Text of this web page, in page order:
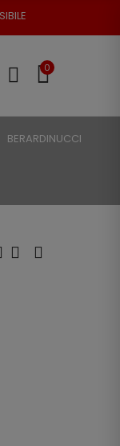
0
BERARDINUCCI